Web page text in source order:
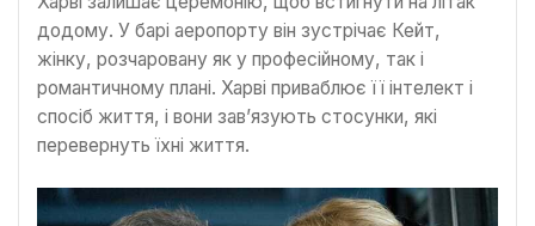
додому. У барі аеропорту він зустрічає Кейт,
жінку, розчаровану як у професійному, так і
романтичному плані. Харві приваблює її інтелект і
спосіб життя, і вони зав’язують стосунки, які
перевернуть їхні життя.